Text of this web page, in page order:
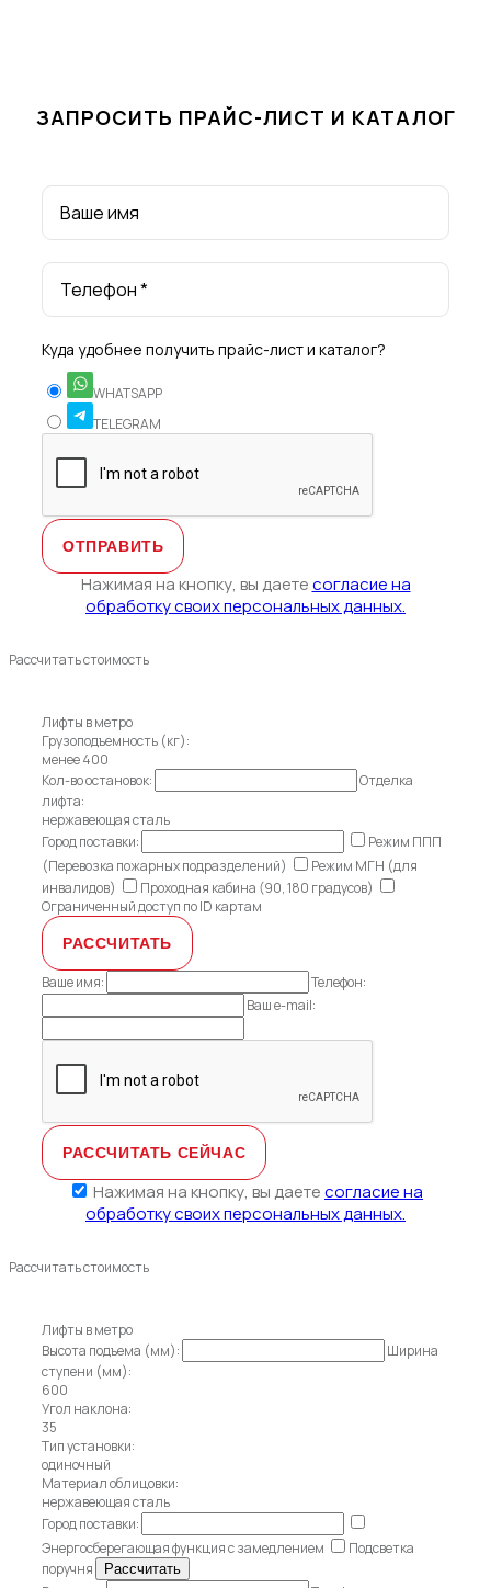
ЗАПРОСИТЬ ПРАЙС-ЛИСТ И КАТАЛОГ
Ваше имя
Телефон *
Куда удобнее получить прайс-лист и каталог?
WHATSAPP
TELEGRAM
Нажимая на кнопку, вы даетесогласие на
обработку своих персональных данных.
Рассчитать стоимость
Лифты в метро
Грузоподъемность (кг):
менее 400
Кол-во остановок:
Отделка
лифта:
нержавеющая сталь
Город поставки:
Режим ППП
(Перевозка пожарных подразделений)
Режим МГН (для
инвалидов)
Проходная кабина (90, 180 градусов)
Ограниченный доступ по ID картам
Ваше имя:
Телефон:
Ваш e-mail:
Нажимая на кнопку, вы даетесогласие на
обработку своих персональных данных.
Рассчитать стоимость
Лифты в метро
Высота подъема (мм):
Ширина
ступени (мм):
600
Угол наклона:
35
Тип установки:
одиночный
Материал облицовки:
нержавеющая сталь
Город поставки:
Энергосберегающая функция с замедлением
Подсветка
поручня